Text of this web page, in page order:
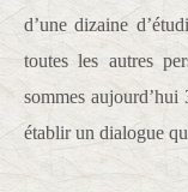
d’une dizaine
toutes les autres
sommes aujourd’hui
établir un dialogue